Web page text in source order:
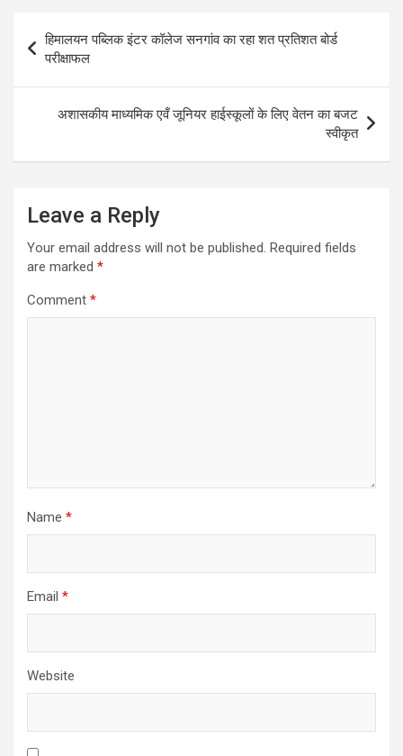
p
p
o
navigation
हिमालयन पब्लिक इंटर कॉलेज सनगांव का रहा शत प्रतिशत बोर्ड
परीक्षाफल
अशासकीय माध्यमिक एवँ जूनियर हाईस्कूलों के लिए वेतन का बजट
स्वीकृत
Leave a Reply
Your email address will not be published. Required fields
are marked *
Comment *
Name *
Email *
Website